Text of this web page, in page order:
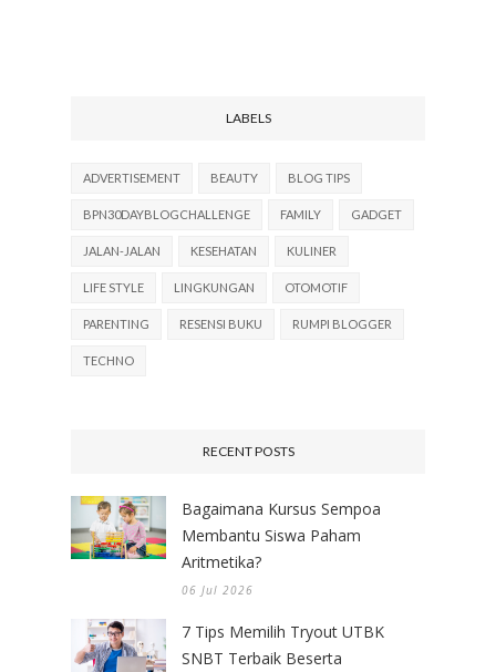
LABELS
ADVERTISEMENT BEAUTY BLOG TIPS
BPN30DAYBLOGCHALLENGE FAMILY GADGET
JALAN-JALAN KESEHATAN KULINER
LIFE STYLE LINGKUNGAN OTOMOTIF
PARENTING RESENSI BUKU RUMPI BLOGGER
TECHNO
RECENT POSTS
Bagaimana Kursus Sempoa
Membantu Siswa Paham
Aritmetika?
06 Jul 2026
7 Tips Memilih Tryout UTBK
SNBT Terbaik Beserta